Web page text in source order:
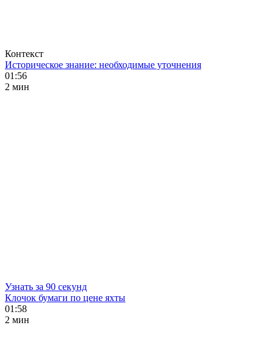
Контекст
Историческое знание: необходимые уточнения
01:56
2 мин
Узнать за 90 секунд
Клочок бумаги по цене яхты
01:58
2 мин